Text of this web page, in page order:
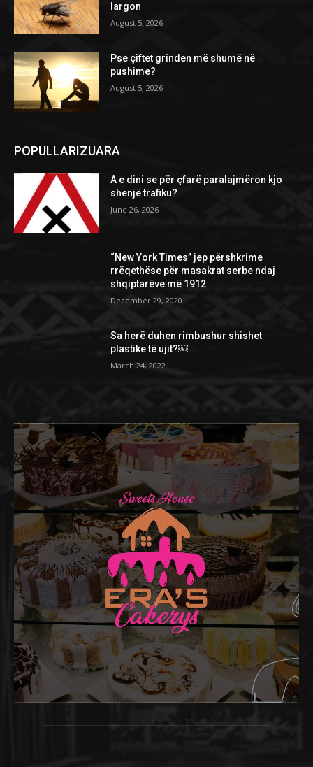
largon
August 5, 2026
Pse çiftet grinden më shumë në
pushime?
August 5, 2026
POPULLARIZUARA
A e dini se për çfarë paralajmëron kjo
shenjë trafiku?
June 26, 2026
“New York Times” jep përshkrime
rrëqethëse për masakrat serbe ndaj
shqiptarëve më 1912
December 29, 2020
Sa herë duhen rimbushur shishet
plastike të ujit?￼
March 24, 2022